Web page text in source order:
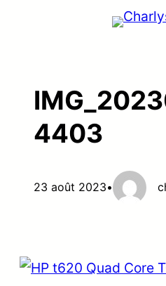
4403
23 août 2023•